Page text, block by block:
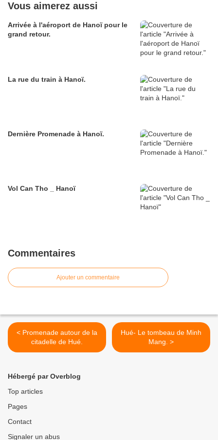
Vous aimerez aussi
Arrivée à l'aéroport de Hanoï pour le
grand retour.
La rue du train à Hanoï.
Dernière Promenade à Hanoï.
Vol Can Tho _ Hanoï
Commentaires
Ajouter un commentaire
< Promenade autour de la
citadelle de Hué.
Hué- Le tombeau de Minh
Mang. >
Hébergé par Overblog
Top articles
Pages
Contact
Signaler un abus